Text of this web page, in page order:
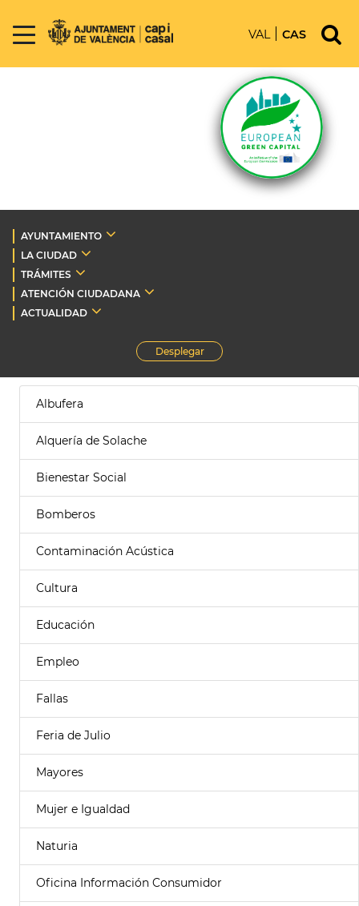
VAL CAS
AYUNTAMIENTO
LA CIUDAD
TRÁMITES
ATENCIÓN CIUDADANA
ACTUALIDAD
Desplegar
Albufera
Alquería de Solache
Bienestar Social
Bomberos
Contaminación Acústica
Cultura
Educación
Empleo
Fallas
Feria de Julio
Mayores
Mujer e Igualdad
Naturia
Oficina Información Consumidor